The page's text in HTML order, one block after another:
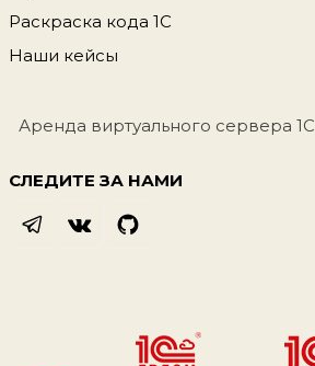
Раскраска кода 1С
Наши кейсы
Аренда виртуального сервера 1С
СЛЕДИТЕ ЗА НАМИ